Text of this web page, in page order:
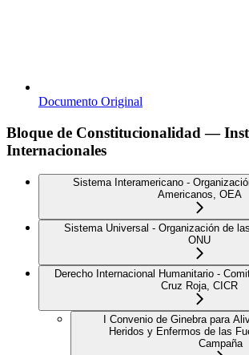
Documento Original
Bloque de Constitucionalidad —
Internacionales
Sistema Interamericano -
Americanos, OEA
Sistema Universal - Organización de
ONU
Derecho Internacional Humanitario -
Cruz Roja, CICR
I Convenio de Ginebra para
Heridos y Enfermos de las
Campaña